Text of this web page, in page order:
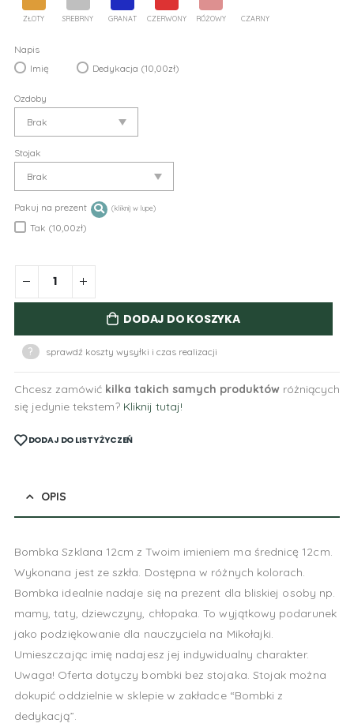
ZŁOTY SREBRNY GRANAT CZERWONY RÓŻOWY CZARNY
Napis
Imię
Dedykacja (10,00zł)
Ozdoby
Stojak
Pakuj na prezent
Tak (10,00zł)
DODAJ DO KOSZYKA
? sprawdź koszty wysyłki i czas realizacji
Chcesz zamówić kilka takich samych produktówróżniących
się jedynie tekstem? Kliknij tutaj!
DODAJ DO LISTY ŻYCZEŃ
OPIS
Bombka Szklana 12cm z Twoim imieniem ma średnicę 12cm.
Wykonana jest ze szkła. Dostępna w różnych kolorach.
Bombka idealnie nadaje się na prezent dla bliskiej osoby np.
mamy, taty, dziewczyny, chłopaka. To wyjątkowy podarunek
jako podziękowanie dla nauczyciela na Mikołajki.
Umieszczając imię nadajesz jej indywidualny charakter.
Uwaga! Oferta dotyczy bombki bez stojaka. Stojak można
dokupić oddzielnie w sklepie w zakładce “Bombki z
dedykacją”.